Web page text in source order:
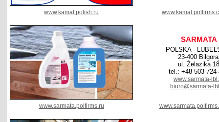
www.kamal.polish.ru
SARMATA
POLSKA -
23-400
ul. Żelazika 18
tel.: +48 503 724
www.sarmata-
biuro@sarmata-
www.sarmata.polfirms.ru